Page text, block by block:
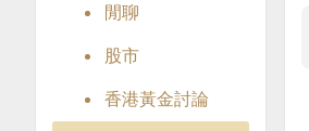
閒聊
股市
香港黃金討論